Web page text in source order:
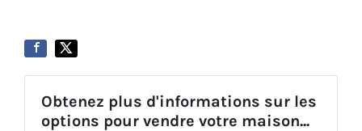
Obtenez plus d'informations sur les
options pour vendre votre maison...